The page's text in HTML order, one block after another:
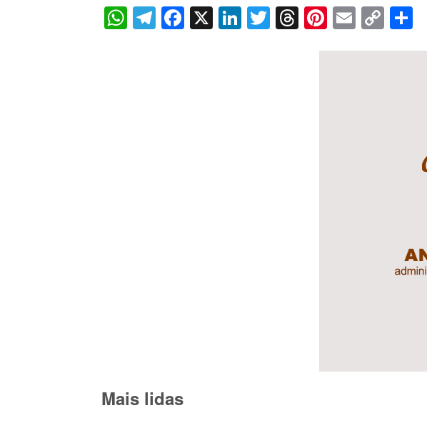
WhatsApp
Telegram
Facebook
X LinkedIn
Twitter
Threads
Pinterest
Email
Copy
Link
Mais lidas